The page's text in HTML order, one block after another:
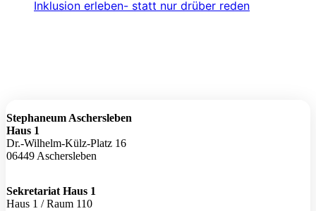
Inklusion erleben- statt nur drüber reden
Stephaneum Aschersleben
Haus 1
Dr.-Wilhelm-Külz-Platz 16
06449 Aschersleben
Sekretariat Haus 1
Haus 1 / Raum 110